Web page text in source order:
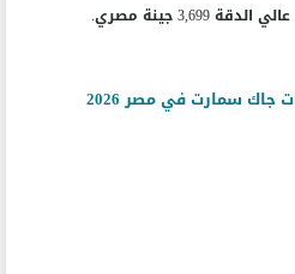
سمارت في مصر 2026